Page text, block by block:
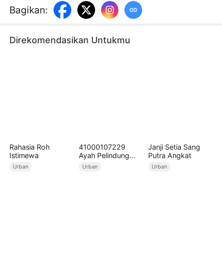
kedamaian hati di tengah ikatan keluarga yang
rumit.
Bagikan:
Direkomendasikan Untukmu
Rahasia Roh
Istimewa
Urban
41000107229
Ayah Pelindung
Masa Depanku
Urban
Janji Setia Sang
Putra Angkat
Urban